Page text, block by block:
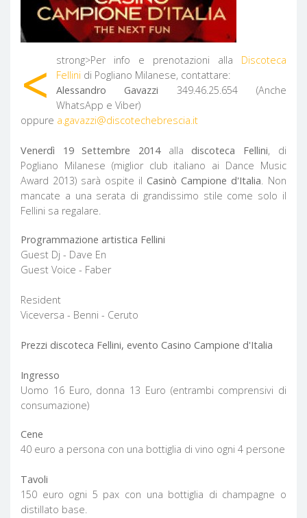
< strong>Per info e prenotazioni alla Discoteca
Fellini di Pogliano Milanese, contattare:
Alessandro Gavazzi 349.46.25.654 (Anche
WhatsApp e Viber)
oppure a.gavazzi@discotechebrescia.it
Venerdì 19 Settembre 2014alla discoteca Fellini, di
Pogliano Milanese (miglior club italiano ai Dance Music
Award 2013) sarà ospite il Casinò Campione d'Italia . Non
mancate a una serata di grandissimo stile come solo il
Fellini sa regalare.
Programmazione artistica Fellini
Guest Dj - Dave En
Guest Voice - Faber
Resident
Viceversa - Benni - Ceruto
Prezzi discoteca Fellini, evento Casino Campione d'Italia
Ingresso
Uomo 16 Euro, donna 13 Euro (entrambi comprensivi di
consumazione)
Cene
40 euro a persona con una bottiglia di vino ogni 4 persone
Tavoli
150 euro ogni 5 pax con una bottiglia di champagne o
distillato base.